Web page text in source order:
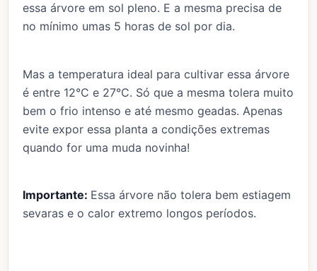
essa árvore em sol pleno. E a mesma precisa de
no mínimo umas 5 horas de sol por dia.
Mas a temperatura ideal para cultivar essa árvore
é entre 12°C e 27°C. Só que a mesma tolera muito
bem o frio intenso e até mesmo geadas. Apenas
evite expor essa planta a condições extremas
quando for uma muda novinha!
Importante: Essa árvore não tolera bem estiagem
sevaras e o calor extremo longos períodos.